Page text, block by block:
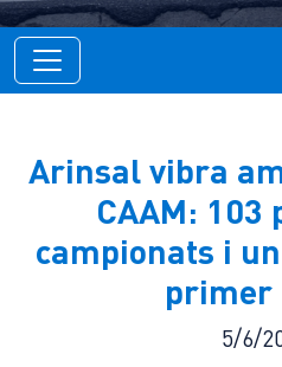
Arinsal vibra
CAAM: 103
campionats i
primer
5/6/